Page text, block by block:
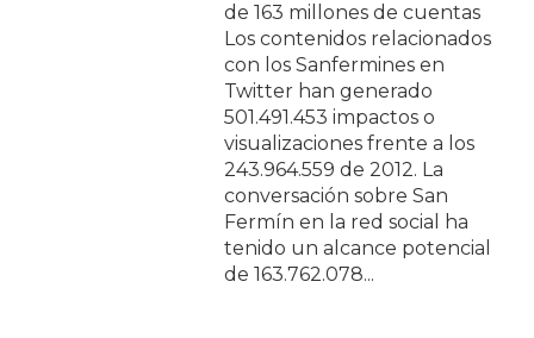
de 163 millones de cuentas
Los contenidos relacionados
con los Sanfermines en
Twitter han generado
501.491.453 impactos o
visualizaciones frente a los
243.964.559 de 2012. La
conversación sobre San
Fermín en la red social ha
tenido un alcance potencial
de 163.762.078...